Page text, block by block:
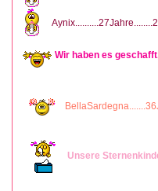
Wir haben es
Unsere